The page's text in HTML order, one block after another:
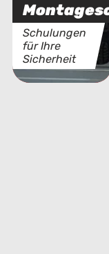
Schulungen
für Ihre
Sicherheit